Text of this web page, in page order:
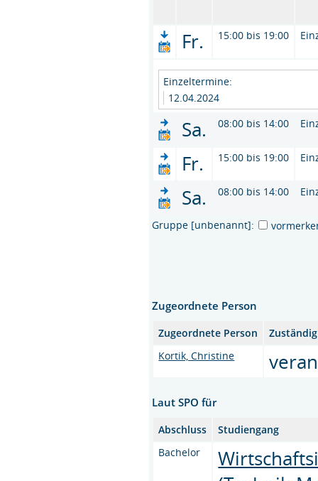
Fr. 15:00 bis 19:00
Einzeltermine:
12.04.2024
Sa. 08:00 bis 14:00
Fr. 15:00 bis 19:00
Sa. 08:00 bis 14:00
Gruppe [unbenannt]:
Zugeordnete Person
Zugeordnete Person
Kortik, Christine
Laut SPO für
Abschluss
Studiengang
Bachelor